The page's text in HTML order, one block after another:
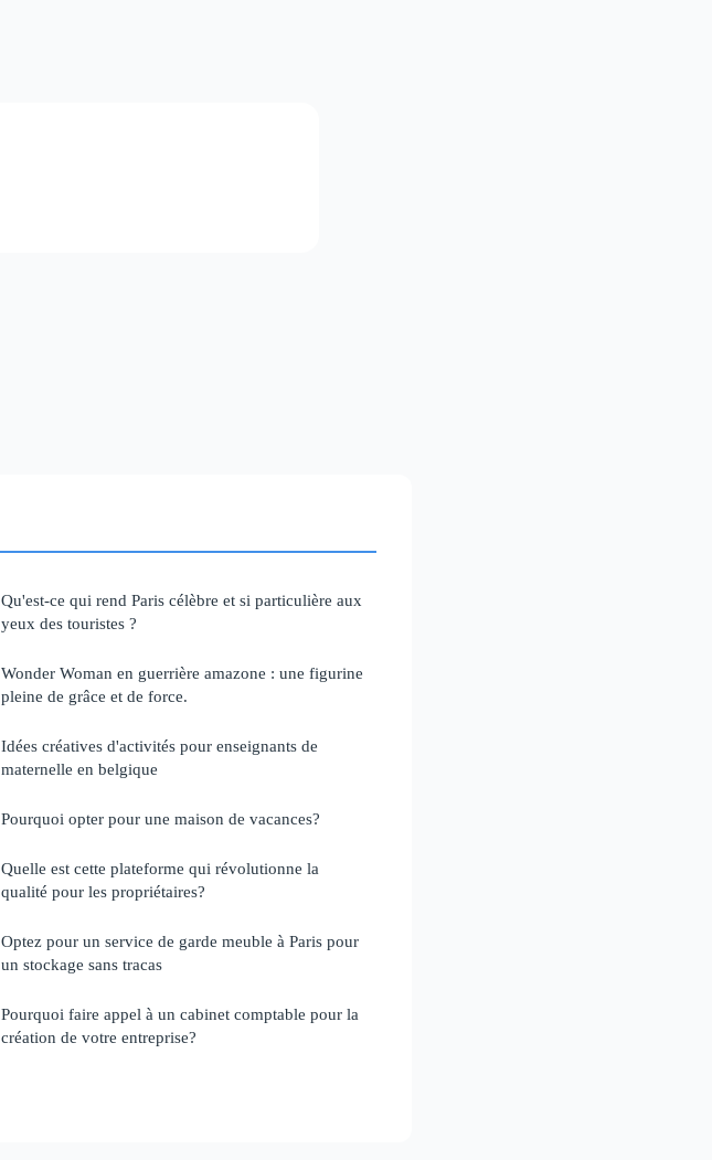
Qu'est-ce qui rend Paris célèbre et si particulière aux
yeux des touristes ?
Wonder Woman en guerrière amazone : une figurine
pleine de grâce et de force.
Idées créatives d'activités pour enseignants de
maternelle en belgique
Pourquoi opter pour une maison de vacances?
Quelle est cette plateforme qui révolutionne la
qualité pour les propriétaires?
Optez pour un service de garde meuble à Paris pour
un stockage sans tracas
Pourquoi faire appel à un cabinet comptable pour la
création de votre entreprise?